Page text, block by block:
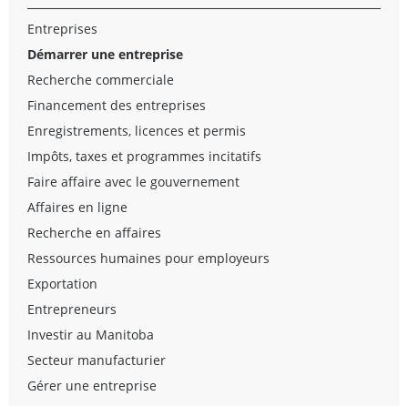
Entreprises
Démarrer une entreprise
Recherche commerciale
Financement des entreprises
Enregistrements, licences et permis
Impôts, taxes et programmes incitatifs
Faire affaire avec le gouvernement
Affaires en ligne
Recherche en affaires
Ressources humaines pour employeurs
Exportation
Entrepreneurs
Investir au Manitoba
Secteur manufacturier
Gérer une entreprise